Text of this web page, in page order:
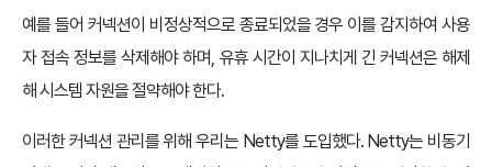
예를 들어 커넥션이 비정상적으로 종료되었을 경우 이를 감지하여 사용
자 접속 정보를 삭제해야 하며, 유휴 시간이 지나치게 긴 커넥션은 해제
해 시스템 자원을 절약해야 한다.
이러한 커넥션 관리를 위해 우리는 Netty를 도입했다. Netty는 비동기